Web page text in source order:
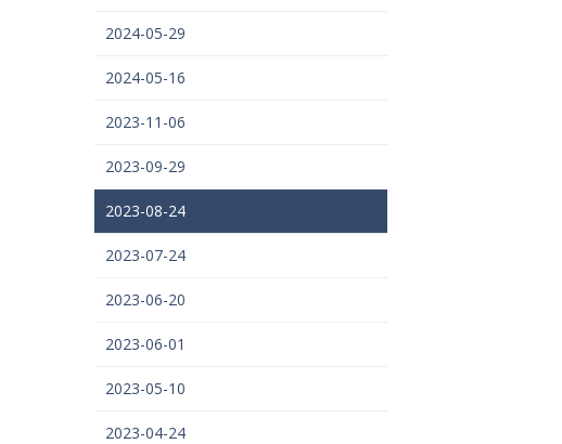
2024-05-29
2024-05-16
2023-11-06
2023-09-29
2023-08-24
2023-07-24
2023-06-20
2023-06-01
2023-05-10
2023-04-24